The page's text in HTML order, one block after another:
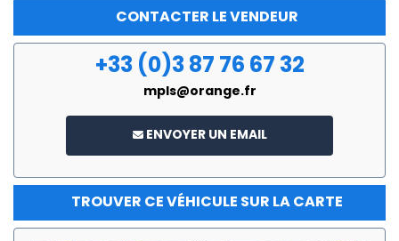
CONTACTER LE VENDEUR
+33 (0)3 87 76 67 32
mpls@orange.fr
ENVOYER UN EMAIL
TROUVER CE VÉHICULE SUR LA CARTE